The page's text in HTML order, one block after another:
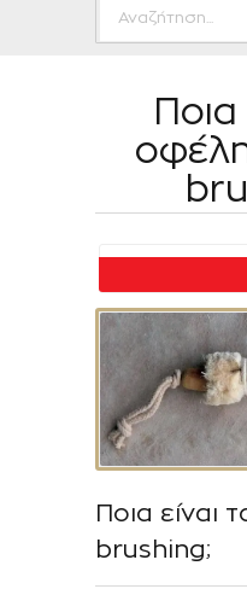
Ποια
Ποια είναι
brushing;